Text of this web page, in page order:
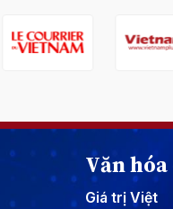
Văn
Giá trị Việt